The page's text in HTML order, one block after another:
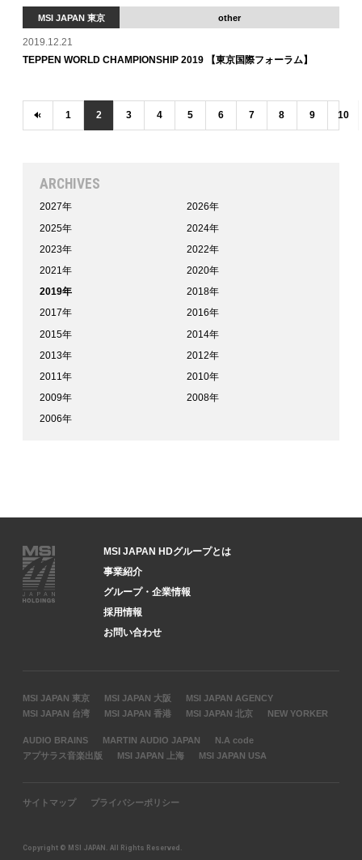
MSI JAPAN 東京 other
2019.12.21
TEPPEN WORLD CHAMPIONSHIP 2019 【東京国際フォーラム】
‹ 1 2 3 4 5 6 7 8 9 10
ARCHIVES
2027年
2026年
2025年
2024年
2023年
2022年
2021年
2020年
2019年
2018年
2017年
2016年
2015年
2014年
2013年
2012年
2011年
2010年
2009年
2008年
2006年
MSI JAPAN HDグループとは
事業紹介
グループ・企業情報
採用情報
お問い合わせ
MSI JAPAN 東京 MSI JAPAN 大阪
MSI JAPAN AGENCY
MSI JAPAN 台湾
MSI JAPAN 香港 MSI JAPAN 北京 NEW YORKER
AUDIO BRAINS MARTIN AUDIO JAPAN
N.A code
アプサラス音楽出版
MSI JAPAN 上海 MSI JAPAN USA
サイトマップ プライバシーポリシー
Copyright © MSI JAPAN. All Rights Reserved.